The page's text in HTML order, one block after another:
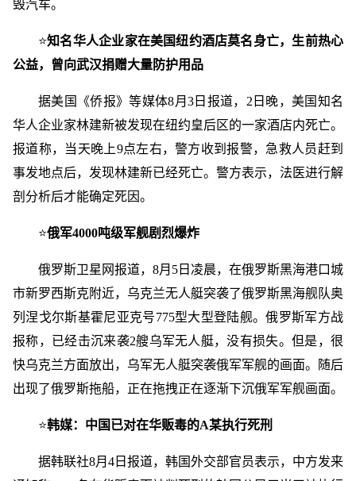
毁汽车。
⭐知名华人企业家在美国纽约酒店莫名身亡，生前热心
公益，曾向武汉捐赠大量防护用品
据美国《侨报》等媒体8月3日报道，2日晚，美国知名
华人企业家林建新被发现在纽约皇后区的一家酒店内死亡。
报道称，当天晚上9点左右，警方收到报警，急救人员赶到
事发地点后，发现林建新已经死亡。警方表示，法医进行解
剖分析后才能确定死因。
⭐俄军4000吨级军舰剧烈爆炸
俄罗斯卫星网报道，8月5日凌晨，在俄罗斯黑海港口城
市新罗西斯克附近，乌克兰无人艇突袭了俄罗斯黑海舰队奥
列涅戈尔斯基霍尼亚克号775型大型登陆舰。俄罗斯军方战
报称，已经击沉来袭2艘乌军无人艇，没有损失。但是，很
快乌克兰方面放出，乌军无人艇突袭俄军军舰的画面。随后
出现了俄罗斯拖船，正在拖拽正在逐渐下沉俄军军舰画面。
⭐韩媒：中国已对在华贩毒的A某执行死刑
据韩联社8月4日报道，韩国外交部官员表示，中方发来